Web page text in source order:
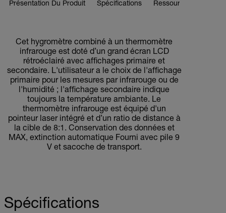
Présentation Du Produit Spécifications Ressources Et
Cet hygromètre combiné à un thermomètre
infrarouge est doté d’un grand écran LCD
rétroéclairé avec affichages primaire et
secondaire. L'utilisateur a le choix de l'affichage
primaire pour les mesures par infrarouge ou de
l'humidité ; l'affichage secondaire indique
toujours la température ambiante. Le
thermomètre infrarouge est équipé d'un
pointeur laser intégré et d’un ratio de distance à
la cible de 8:1. Conservation des données et
MAX, extinction automatique Fourni avec pile 9
V et sacoche de transport.
Spécifications